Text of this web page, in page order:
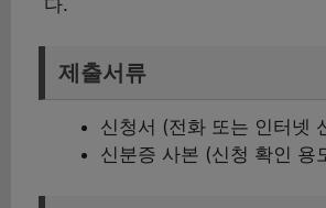
제출서류
신청서 (전화 또는 인터넷
신분증 사본 (신청 확인 용